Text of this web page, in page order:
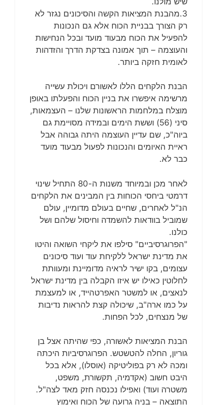
3.מהבנת המציאות הקשה והסיכונים נגזר לא
רק הצורך בבניית הכוח אלא גם הנכונות
להפעיל את הכוח מבעוד מועד ובכל הנחישות
והעוצמה – תוך אמונה בצדקת הדרך והזדהות
לאומית חזקה ביותר.
הבנת הלקחים הללו לאשורם ויכולת עשייה
מרשימה איפשרו את בניין הכוח והפעלתו באופן
מוצלח במלחמות הראשונות שלנו – העצמאות,
סיני (56) וששת הימים ובמידה מסויימת גם
ביוה"כ, שם עדיין העוצמה היתה גבוהה אבל
ראיית האיומים והנכונות לפעול מבעוד מועד
כבר לא.
לאחר מכן ובמיוחד משנות ה-80 התחיל שינוי
דרמטי ביחסי הכוחות בין המבינים את הלקחים
הנ"ל לאחרים, שחיים בעולם מדומיין, עולם
שמוביל בוודאות להשמדה וחיסול שלהם ושל
כולנו.
"הפרוגרסיביים" סילפו את ליקחי השואה והיטו
את מדינת ישראל ללקיחת עוד ועוד סיכונים
עצומים, בקו ישיר לראיה מדומיינת ומעוותת
לחלוטין כאילו יש איזו הקבלה בין מדינת ישראל
לנאצים, או למשטר האפרטהייד, או למעצמת
על כמו ארה"ב, שיכולה קצת להראות נדיבות
של מנצחים, לכל הפחות.
הבנת המציאות לאשורה, כפי שהיתה אצל בן
גוריון, החלה להטשטש. הפרוגרסיביות היכתה
ומכה לא רק בפוליטיקה (אוסלו), אלא בכל
היבט חשוב (אקדמיה, תקשורת, משפט,
משטרה ועוד) ואפילו נכנסה חזק מאד לצה"ל.
התוצאה – בניה גרועה של הכוח ואימוץ